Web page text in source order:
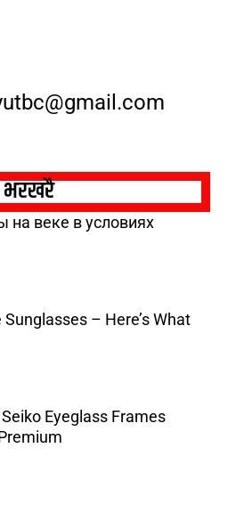
भरखरै
на веке в условиях
– Here’s What
Eyeglass Frames